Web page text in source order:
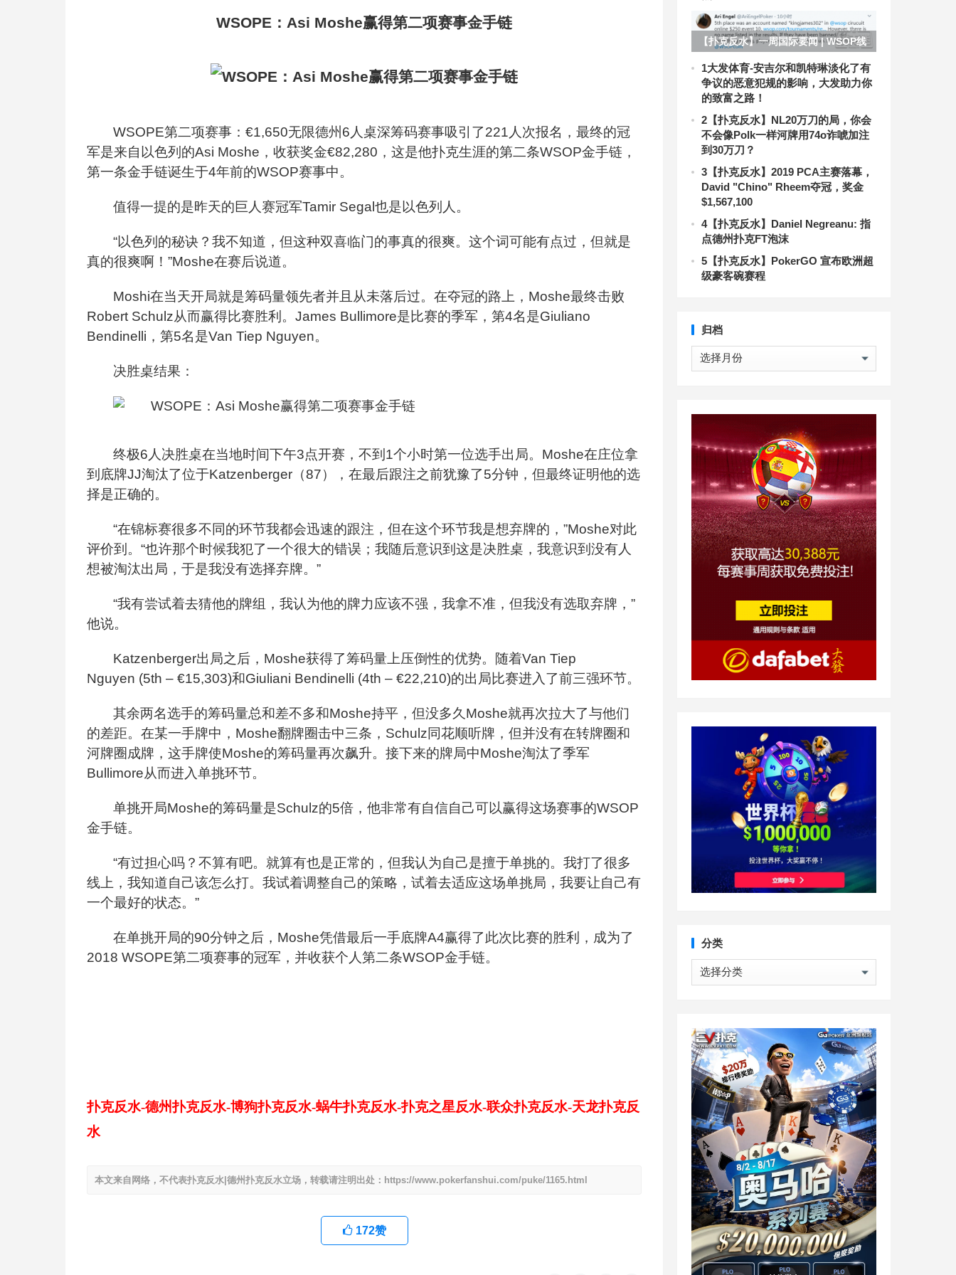
WSOPE ：Asi Moshe赢得第二项赛事金手链
WSOPE第二项赛事：€1,650无限德州6人桌深筹码赛事吸引了221人次报名，最终的冠
军是来自以色列的Asi Moshe，收获奖金€82,280，这是他扑克生涯的第二条WSOP金手链，
第一条金手链诞生于4年前的WSOP赛事中。
值得一提的是昨天的巨人赛冠军Tamir Segal也是以色列人。
“以色列的秘诀？我不知道，但这种双喜临门的事真的很爽。这个词可能有点过，但就是
真的很爽啊！”Moshe在赛后说道。
Moshi在当天开局就是筹码量领先者并且从未落后过。在夺冠的路上，Moshe最终击败
Robert Schulz从而赢得比赛胜利。James Bullimore是比赛的季军，第4名是Giuliano
Bendinelli，第5名是Van Tiep Nguyen。
决胜桌结果：
终极6人决胜桌在当地时间下午3点开赛，不到1个小时第一位选手出局。Moshe在庄位拿
到底牌JJ淘汰了位于Katzenberger（87），在最后跟注之前犹豫了5分钟，但最终证明他的选
择是正确的。
“在锦标赛很多不同的环节我都会迅速的跟注，但在这个环节我是想弃牌的，”Moshe对此
评价到。“也许那个时候我犯了一个很大的错误；我随后意识到这是决胜桌，我意识到没有人
想被淘汰出局，于是我没有选择弃牌。”
“我有尝试着去猜他的牌组，我认为他的牌力应该不强，我拿不准，但我没有选取弃牌，”
他说。
Katzenberger出局之后，Moshe获得了筹码量上压倒性的优势。随着Van Tiep
Nguyen (5th – €15,303)和Giuliani Bendinelli (4th – €22,210)的出局比赛进入了前三强环节。
其余两名选手的筹码量总和差不多和Moshe持平，但没多久Moshe就再次拉大了与他们
的差距。在某一手牌中，Moshe翻牌圈击中三条，Schulz同花顺听牌，但并没有在转牌圈和
河牌圈成牌，这手牌使Moshe的筹码量再次飙升。接下来的牌局中Moshe淘汰了季军
Bullimore从而进入单挑环节。
单挑开局Moshe的筹码量是Schulz的5倍，他非常有自信自己可以赢得这场赛事的WSOP
金手链。
“有过担心吗？不算有吧。就算有也是正常的，但我认为自己是擅于单挑的。我打了很多
线上，我知道自己该怎么打。我试着调整自己的策略，试着去适应这场单挑局，我要让自己有
一个最好的状态。”
在单挑开局的90分钟之后，Moshe凭借最后一手底牌A4赢得了此次比赛的胜利，成为了
2018 WSOPE第二项赛事的冠军，并收获个人第二条WSOP金手链。
扑克反水-德州扑克反水-博狗扑克反水-蜗牛扑克反水-扑克之星反水-联众扑克反水-天龙扑克反
水
本文来自网络，不代表扑克反水|德州扑克反水立场，转载请注明出处：https://www.pokerfanshui.com/puke/1165.html
172赞
【扑克反水】一周国际要闻 | WSOP线
上赛竟然出现失误；用11刀获得百万奇
迹再现；EPT索契站延期至10月
1大发体育-安吉尔和凯特琳淡化了有
争议的恶意犯规的影响，大发助力你
的致富之路！
2 【扑克反水】NL20万刀的局，你会
不会像Polk一样河牌用74o诈唬加注
到30万刀？
3 【扑克反水】2019 PCA主赛落幕，
David "Chino" Rheem夺冠，奖金
$1,567,100
4【扑克反水】Daniel Negreanu: 指
点德州扑克FT泡沫
5 【扑克反水】PokerGO 宣布欧洲超
级豪客碗赛程
归档
归
分类
分
类